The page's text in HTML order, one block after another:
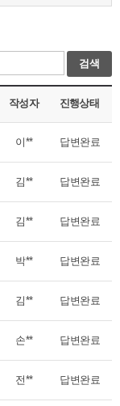
검색
작성자 진행상태
이** 답변완료
김** 답변완료
김** 답변완료
박** 답변완료
김** 답변완료
손** 답변완료
전** 답변완료